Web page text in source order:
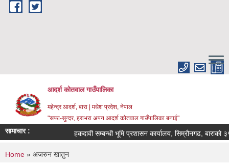
Skip to main content
आदर्श कोतवाल गाउँपालिका
महेन्द्र आदर्श, बारा | मधेश प्रदेश, नेपाल
"सफा-सुन्दर, हराभरा अपन आदर्श कोतवाल गाउँपालिका बनाई"
सामाचार : हकदावी सम्बन्धी भूमि प्रशासन कार्यालय, सिम्रौनगढ, बाराको
You are here
Home » अजरुन खातुन